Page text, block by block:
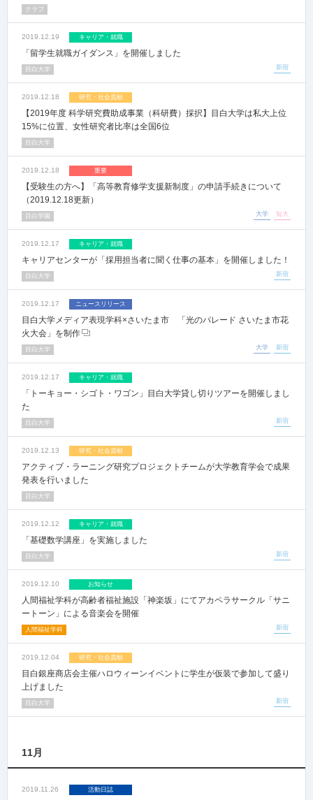
クラブ
2019.12.19 キャリア・就職
「留学生就職ガイダンス」を開催しました
新宿
目白大学
2019.12.18 研究・社会貢献
【2019年度 科学研究費助成事業（科研費）採択】目白大学は私大上位
15%に位置、女性研究者比率は全国6位
目白大学
2019.12.18 重要
【受験生の方へ】「高等教育修学支援新制度」の申請手続きについて
（2019.12.18更新）
大学 短大
目白学園
2019.12.17 キャリア・就職
キャリアセンターが「採用担当者に聞く仕事の基本」を開催しました！
新宿
目白大学
2019.12.17 ニュースリリース
目白大学メディア表現学科×さいたま市 「光のパレード さいたま市花
火大会」を制作
大学 新宿
目白大学
2019.12.17 キャリア・就職
「トーキョー・シゴト・ワゴン」目白大学貸し切りツアーを開催しまし
た
新宿
目白大学
2019.12.13 研究・社会貢献
アクティブ・ラーニング研究プロジェクトチームが大学教育学会で成果
発表を行いました
目白大学
2019.12.12 キャリア・就職
「基礎数学講座」を実施しました
新宿
目白大学
2019.12.10 お知らせ
人間福祉学科が高齢者福祉施設「神楽坂」にてアカペラサークル「サニ
ートーン」による音楽会を開催
新宿
人間福祉学科
2019.12.04 研究・社会貢献
目白銀座商店会主催ハロウィーンイベントに学生が仮装で参加して盛り
上げました
新宿
目白大学
11月
2019.11.26 活動日誌